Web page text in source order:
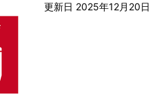
更新日 2025年12月20日